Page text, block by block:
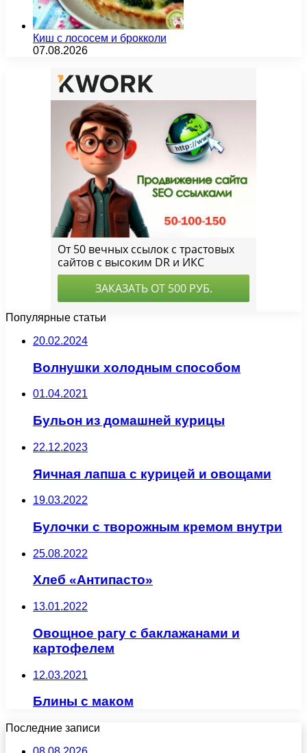
Киш с лососем и брокколи
07.08.2026
Популярные статьи
20.02.2024
Волнушки холодным способом
01.04.2021
Бульон из домашней курицы
22.12.2023
Яичная лапша с курицей и овощами
19.03.2022
Булочки с творожным кремом внутри
25.08.2022
Хлеб «Антипасто»
13.01.2022
Овощное рагу с баклажанами и
картофелем
12.03.2021
Блины с маком
Последние записи